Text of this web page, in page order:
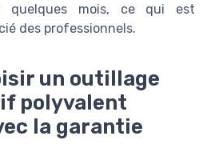
quelques mois, ce qui est
des professionnels.
un outillage
polyvalent
la garantie